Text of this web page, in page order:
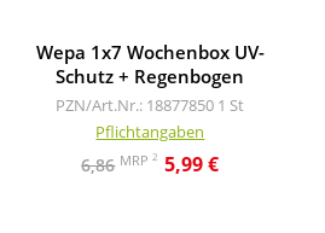
Wepa 1x7 Wochenbox UV-
Schutz + Regenbogen
PZN/Art.Nr.: 18877850 1 St
Pflichtangaben
6,86 MRP2 5,99 €